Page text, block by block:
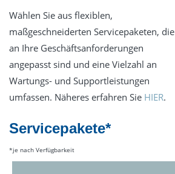
Wählen Sie aus flexiblen,
maßgeschneiderten Servicepaketen, die
an Ihre Geschäftsanforderungen
angepasst sind und eine Vielzahl an
Wartungs- und Supportleistungen
umfassen. Näheres erfahren Sie HIER.
Servicepakete*
*je nach Verfügbarkeit